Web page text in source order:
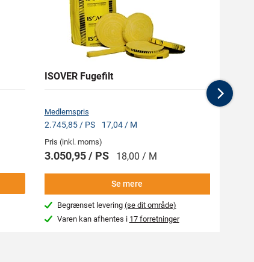
ISOVER Fugefilt
Medlemspris
2.745,85 / PS 17,04 / M
Pris (inkl. moms)
3.050,95 / PS 18,00 / M
Se mere
Begrænset levering (se dit område)
Varen kan afhentes i 17 forretninger